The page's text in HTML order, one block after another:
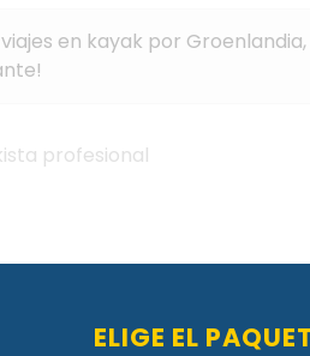
en kayak por
profesional
ELIGE EL